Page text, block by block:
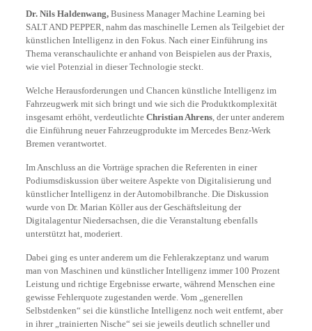
Dr. Nils Haldenwang,Business Manager Machine Learning bei
SALT AND PEPPER, nahm das maschinelle Lernen als Teilgebiet der
künstlichen Intelligenz in den Fokus. Nach einer Einführung ins
Thema veranschaulichte er anhand von Beispielen aus der Praxis,
wie viel Potenzial in dieser Technologie steckt.
Welche Herausforderungen und Chancen künstliche Intelligenz im
Fahrzeugwerk mit sich bringt und wie sich die Produktkomplexität
insgesamt erhöht, verdeutlichte Christian Ahrens, der unter anderem
die Einführung neuer Fahrzeugprodukte im Mercedes Benz-Werk
Bremen verantwortet.
Im Anschluss an die Vorträge sprachen die Referenten in einer
Podiumsdiskussion über weitere Aspekte von Digitalisierung und
künstlicher Intelligenz in der Automobilbranche. Die Diskussion
wurde von Dr. Marian Köller aus der Geschäftsleitung der
Digitalagentur Niedersachsen, die die Veranstaltung ebenfalls
unterstützt hat, moderiert.
Dabei ging es unter anderem um die Fehlerakzeptanz und warum
man von Maschinen und künstlicher Intelligenz immer 100 Prozent
Leistung und richtige Ergebnisse erwarte, während Menschen eine
gewisse Fehlerquote zugestanden werde. Vom „generellen
Selbstdenken“ sei die künstliche Intelligenz noch weit entfernt, aber
in ihrer „trainierten Nische“ sei sie jeweils deutlich schneller und